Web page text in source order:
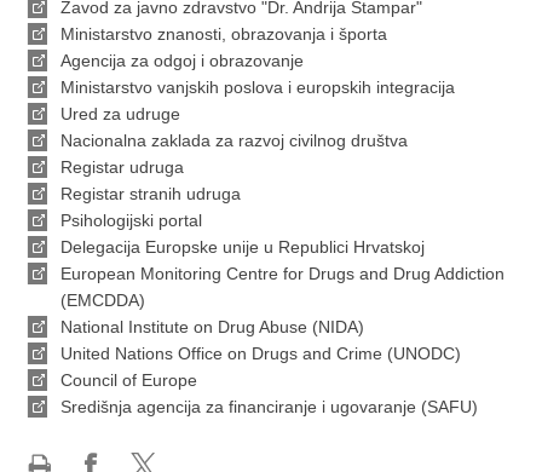
Zavod za javno zdravstvo "Dr. Andrija Štampar"
Ministarstvo znanosti, obrazovanja i športa
Agencija za odgoj i obrazovanje
Ministarstvo vanjskih poslova i europskih integracija
Ured za udruge
Nacionalna zaklada za razvoj civilnog društva
Registar udruga
Registar stranih udruga
Psihologijski portal
Delegacija Europske unije u Republici Hrvatskoj
European Monitoring Centre for Drugs and Drug Addiction
(EMCDDA)
National Institute on Drug Abuse (NIDA)
United Nations Office on Drugs and Crime (UNODC)
Council of Europe
Središnja agencija za financiranje i ugovaranje (SAFU)